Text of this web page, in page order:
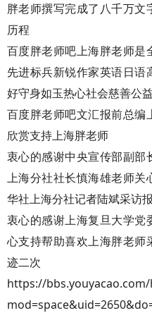
胖老师撰写完成了八千万文
历程
百度胖老师吧上海胖老师是
先进标兵新锐作家英语日语
好守身如玉热心社会慈善公
百度胖老师吧文汇报前总编
欣赏支持上海胖老师
衷心的感谢中央宣传部副部
上海分社社长慎海雄老师关
华社上海分社记者陆斌采访
衷心的感谢上海复旦大学党
心支持帮助喜欢上海胖老师
迹二次
https://